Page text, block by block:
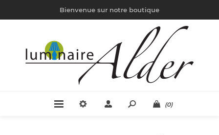
Bienvenue sur notre boutique
(0)